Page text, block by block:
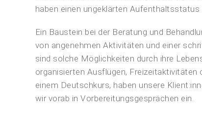
haben einen ungeklärten
Ein Baustein bei der Beratung und
von angenehmen Aktivitäten und einer
sind solche Möglichkeiten durch ihre
organisierten Ausflügen,
einem Deutschkurs, haben unsere
wir vorab in Vorbereitungsgesprächen ein.